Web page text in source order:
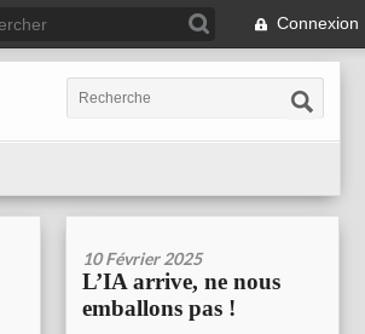
Connexion
10 Février 2025
L’IA arrive, ne nous
emballons pas !